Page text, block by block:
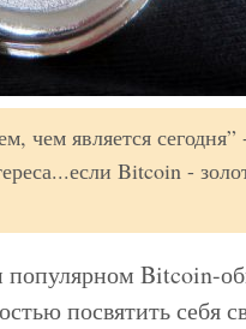
чем является сегодня”
Bitcoin -
Bitcoin-
посвятить себя